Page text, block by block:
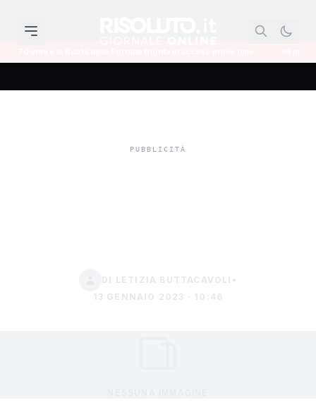
DI LETIZIA BUTTACAVOLI •
13 GENNAIO 2023 · 10:46